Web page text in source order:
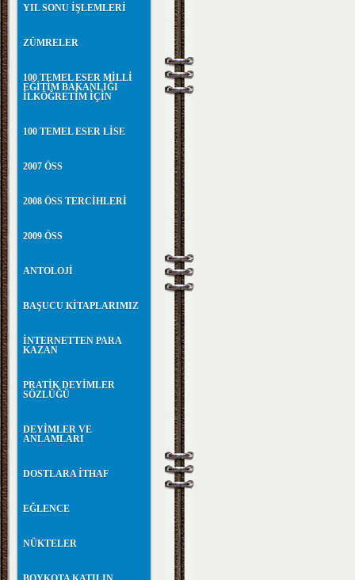
YIL SONU İŞLEMLERİ
ZÜMRELER
100 TEMEL ESER MİLLİ
EĞİTİM BAKANLIĞI
İLKÖĞRETİM İÇİN
100 TEMEL ESER LİSE
2007 ÖSS
2008 ÖSS TERCİHLERİ
2009 ÖSS
ANTOLOJİ
BAŞUCU KİTAPLARIMIZ
İNTERNETTEN PARA
KAZAN
PRATİK DEYİMLER
SÖZLÜĞÜ
DEYİMLER VE
ANLAMLARI
DOSTLARA İTHAF
EĞLENCE
NÜKTELER